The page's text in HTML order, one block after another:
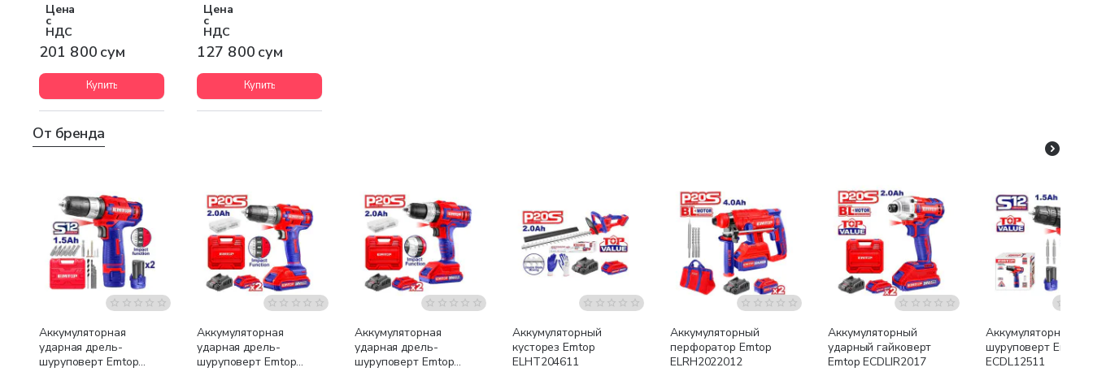
Цена
с
НДС
201 800 сум
Купить
Цена
с
НДС
127 800 сум
Купить
От бренда
Аккумуляторная
ударная дрель-
шуруповерт Emtop
Аккумуляторная
ударная дрель-
шуруповерт Emtop
Аккумуляторная
ударная дрель-
шуруповерт Emtop
Бесплатная доставка
Аккумуляторный
кусторез Emtop
ELHT204611
Бесплатная доставка
Аккумуляторный
перфоратор Emtop
ELRH2022012
Бесплатная доставка
Аккумуляторный
ударный гайковерт
Emtop ECDLIR2017
Аккумуляторный
шуруповерт Emtop
ECDL12511